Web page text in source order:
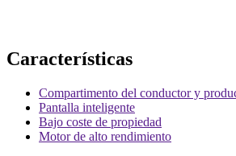
Características
Compartimento del conductor y
Pantalla inteligente
Bajo coste de propiedad
Motor de alto rendimiento